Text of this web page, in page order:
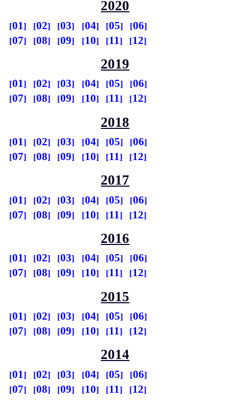
2020
01 02 03 04 05
06
07
08 09 10 11 12
2019
01 02 03 04 05
06
07
08 09 10 11 12
2018
01 02 03 04 05
06
07
08 09 10 11 12
2017
01 02 03 04 05
06
07
08 09 10 11 12
2016
01 02 03 04 05
06
07
08 09 10 11 12
2015
01 02 03 04 05
06
07
08 09 10 11 12
2014
01 02 03 04 05
06
07
08 09 10 11 12